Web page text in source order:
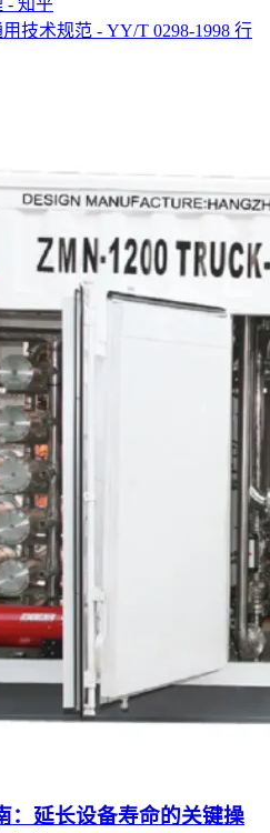
技术规范 - YY/T 0298-1998 行
：延长设备寿命的关键操